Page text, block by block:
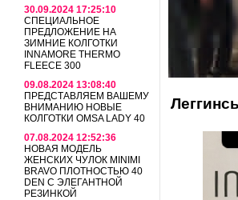
30.09.2024 17:25:10
СПЕЦИАЛЬНОЕ
ПРЕДЛОЖЕНИЕ НА
ЗИМНИЕ КОЛГОТКИ
INNAMORE THERMO
FLEECE 300
09.08.2024 13:08:40
ПРЕДСТАВЛЯЕМ ВАШЕМУ
ВНИМАНИЮ НОВЫЕ
КОЛГОТКИ OMSA LADY 40
07.08.2024 12:52:36
НОВАЯ МОДЕЛЬ
ЖЕНСКИХ ЧУЛОК MINIMI
BRAVO ПЛОТНОСТЬЮ 40
DEN С ЭЛЕГАНТНОЙ
РЕЗИНКОЙ